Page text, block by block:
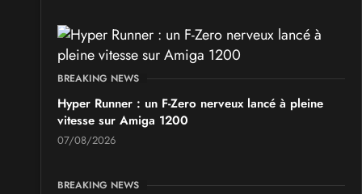
BREAKING NEWS
Hyper Runner : un F-Zero nerveux lancé à pleine
vitesse sur Amiga 1200
07/08/2026
BREAKING NEWS